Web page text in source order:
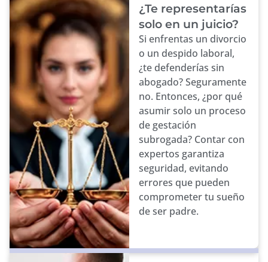
¿Te representarías
solo en un juicio?
Si enfrentas un divorcio
o un despido laboral,
¿te defenderías sin
abogado? Seguramente
no. Entonces, ¿por qué
asumir solo un proceso
de gestación
subrogada? Contar con
expertos garantiza
seguridad, evitando
errores que pueden
comprometer tu sueño
de ser padre.